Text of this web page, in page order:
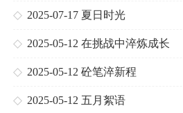
2025-07-17 夏日时光
2025-05-12 在挑战中淬炼成长
2025-05-12 砼笔淬新程
2025-05-12 五月絮语